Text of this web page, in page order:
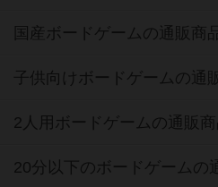
国産ボードゲームの通販商
子供向けボードゲームの通
2人用ボードゲームの通販商
20分以下のボードゲームの